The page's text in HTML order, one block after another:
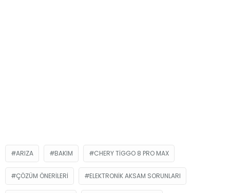
ARIZA BAKIM CHERY TIGGO 8 PRO MAX
ÇÖZÜM ÖNERILERI ELEKTRONIK AKSAM SORUNLARI